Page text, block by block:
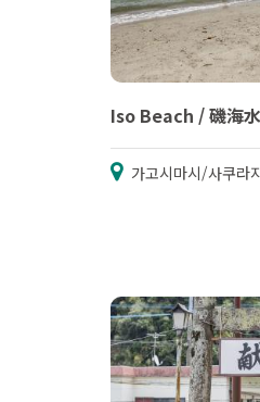
Iso Beach / 磯海
가고시마시/사쿠라